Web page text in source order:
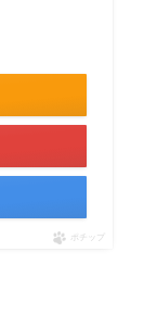
ポチップ